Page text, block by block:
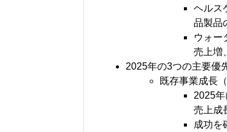
ヘルス
品製品
ウォー
売上増
2025年の3つの主要優
既存事業成長
2025
売上成
成功を